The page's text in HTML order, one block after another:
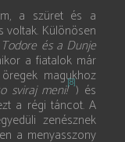
a szüret és a
voltak. Különösen
és a Dunje
a fiatalok már
magukhoz
sviraj meni![8]) és
a régi táncot. A
zenésznek
a menyasszony